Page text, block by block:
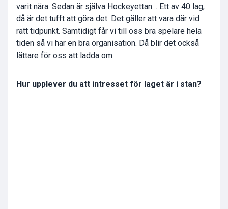
varit nära. Sedan är själva Hockeyettan… Ett av 40 lag,
då är det tufft att göra det. Det gäller att vara där vid
rätt tidpunkt. Samtidigt får vi till oss bra spelare hela
tiden så vi har en bra organisation. Då blir det också
lättare för oss att ladda om.
Hur upplever du att intresset för laget är i stan?